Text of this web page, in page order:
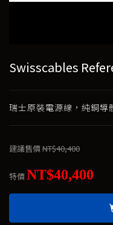
Swisscables
瑞士原裝電源線，純銅導
建議售價NT$40,400
特價NT$40,400